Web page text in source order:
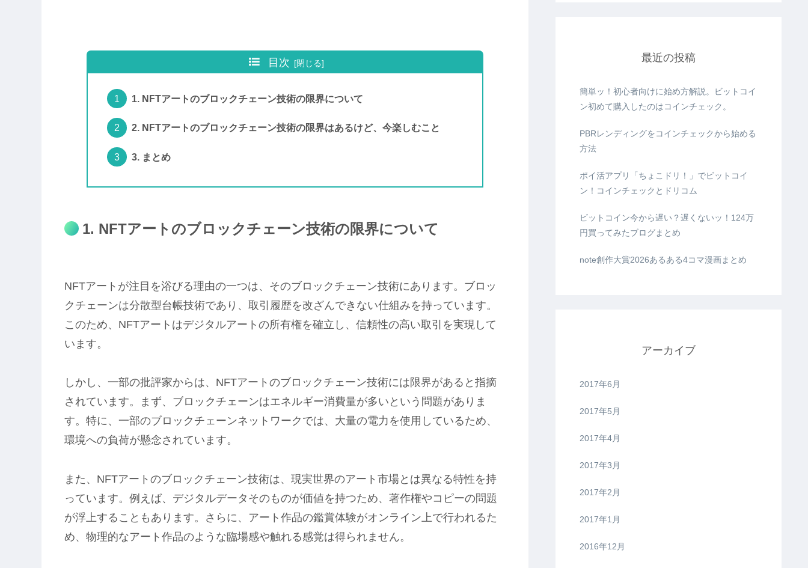
目次
1. NFTアートのブロックチェーン技術の限界について
2. NFTアートのブロックチェーン技術の限界はあるけど、今楽しむこと
3. まとめ
1. NFTアートのブロックチェーン技術の限界について
NFTアートが注目を浴びる理由の一つは、そのブロックチェーン技術にあります。ブロッ
クチェーンは分散型台帳技術であり、取引履歴を改ざんできない仕組みを持っています。
このため、NFTアートはデジタルアートの所有権を確立し、信頼性の高い取引を実現して
います。
しかし、一部の批評家からは、NFTアートのブロックチェーン技術には限界があると指摘
されています。まず、ブロックチェーンはエネルギー消費量が多いという問題がありま
す。特に、一部のブロックチェーンネットワークでは、大量の電力を使用しているため、
環境への負荷が懸念されています。
また、NFTアートのブロックチェーン技術は、現実世界のアート市場とは異なる特性を持
っています。例えば、デジタルデータそのものが価値を持つため、著作権やコピーの問題
が浮上することもあります。さらに、アート作品の鑑賞体験がオンライン上で行われるた
め、物理的なアート作品のような臨場感や触れる感覚は得られません。
最近の投稿
簡単ッ！初心者向けに始め方解説。ビットコイ
ン初めて購入したのはコインチェック。
PBRレンディングをコインチェックから始める
方法
ポイ活アプリ「ちょこドリ！」でビットコイ
ン！コインチェックとドリコム
ビットコイン今から遅い？遅くないッ！124万
円買ってみたブログまとめ
note創作大賞2026あるある4コマ漫画まとめ
アーカイブ
2017年6月
2017年5月
2017年4月
2017年3月
2017年2月
2017年1月
2016年12月